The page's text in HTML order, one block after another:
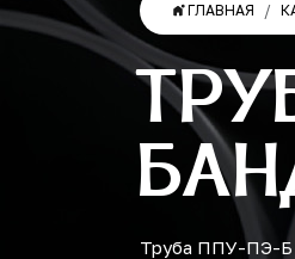
ГЛАВНАЯ
Труба ППУ-ПЭ-Б